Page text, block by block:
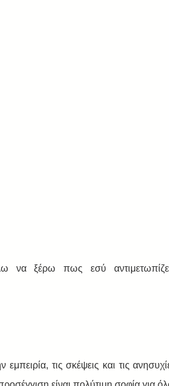
να ξέρω πως εσύ
τις σκέψεις και τις